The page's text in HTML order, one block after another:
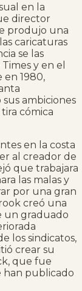
en la
director
produjo una
caricaturas
se las
y en el
en 1980,
ambiciones
cómica
en la costa
al creador de
que trabajara
las malas y
por una gran
creó una
un graduado
los sindicatos,
crear su
que fue
han publicado